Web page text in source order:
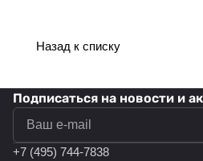
Назад к списку
Подписаться на новости и
+7 (495) 744-7838